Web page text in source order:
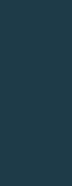
é fácil
vida neste
se lembre que
são o que o
outros
e deixe-
os
estão
a ultrapassar
que pareça
Pode
Por
os seus